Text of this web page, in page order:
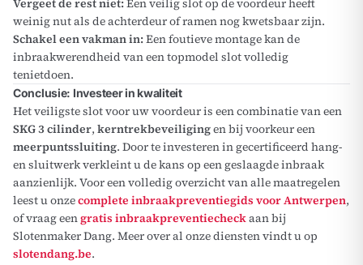
Vergeet de rest niet:Een veilig slot op de voordeur heeft
weinig nut als de achterdeur of ramen nog kwetsbaar zijn.
Schakel een vakman in:Een foutieve montage kan de
inbraakwerendheid van een topmodel slot volledig
tenietdoen.
Conclusie: Investeer in kwaliteit
Het veiligste slot voor uw voordeur is een combinatie van een
SKG 3 cilinder, kerntrekbeveiligingen bij voorkeur een
meerpuntssluiting. Door te investeren in gecertificeerd hang-
en sluitwerk verkleint u de kans op een geslaagde inbraak
aanzienlijk. Voor een volledig overzicht van alle maatregelen
leest u onzecomplete inbraakpreventiegids voor Antwerpen,
of vraag eengratis inbraakpreventiecheckaan bij
Slotenmaker Dang. Meer over al onze diensten vindt u op
slotendang.be.